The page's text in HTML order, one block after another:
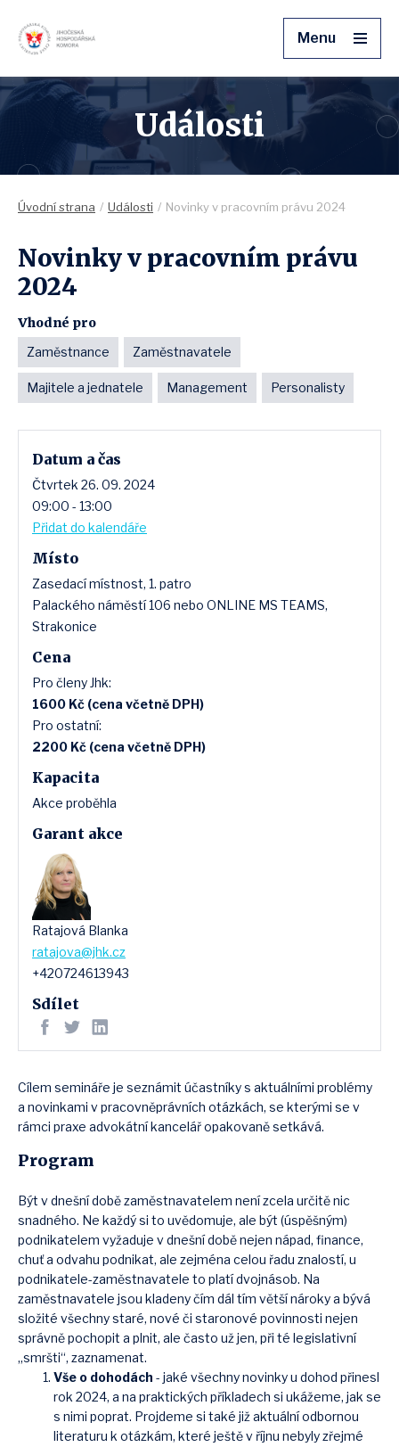
Menu
Události
Úvodní strana Události Novinky v pracovním právu 2024
Novinky v pracovním právu
2024
Vhodné pro
Zaměstnance Zaměstnavatele
Majitele a jednatele Management Personalisty
Cílem semináře je seznámit účastníky s aktuálními problémy
a novinkami v pracovněprávních otázkách, se kterými se v
rámci praxe advokátní kancelář opakovaně setkává.
Program
Být v dnešní době zaměstnavatelem není zcela určitě nic
snadného. Ne každý si to uvědomuje, ale být (úspěšným)
podnikatelem vyžaduje v dnešní době nejen nápad, finance,
chuť a odvahu podnikat, ale zejména celou řadu znalostí, u
podnikatele-zaměstnavatele to platí dvojnásob. Na
zaměstnavatele jsou kladeny čím dál tím větší nároky a bývá
složité všechny staré, nové či staronové povinnosti nejen
správně pochopit a plnit, ale často už jen, při té legislativní
„smršti“, zaznamenat.
Vše o dohodách - jaké všechny novinky u dohod přinesl
rok 2024, a na praktických příkladech si ukážeme, jak se
s nimi poprat. Projdeme si také již aktuální odbornou
literaturu k otázkám, které ještě v říjnu nebyly zřejmé
Datum a čas
Čtvrtek 26. 09. 2024
09:00 - 13:00
Přidat do kalendáře
Místo
Zasedací místnost, 1. patro
Palackého náměstí 106 nebo ONLINE MS TEAMS,
Strakonice
Cena
Pro členy Jhk:
1600 Kč (cena včetně DPH)
Pro ostatní:
2200 Kč (cena včetně DPH)
Kapacita
Akce proběhla
Garant akce
Ratajová Blanka
ratajova@jhk.cz
+420724613943
Sdílet